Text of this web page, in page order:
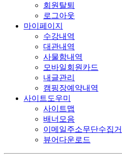
회원탈퇴
로그아웃
마이페이지
수강내역
대관내역
사물함내역
모바일회원카드
내글관리
캠핑장예약내역
사이트도우미
사이트맵
배너모음
이메일주소무단수집
뷰어다운로드